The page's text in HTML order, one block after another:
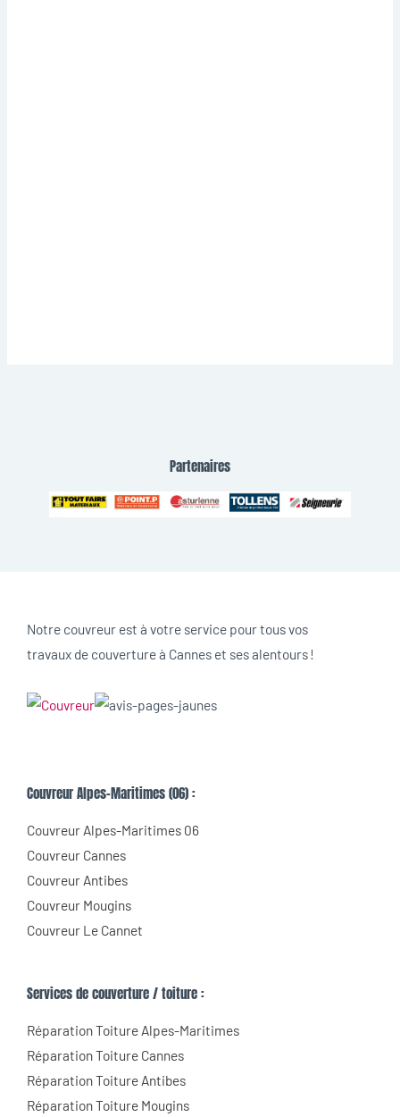
Partenaires
Notre couvreur est à votre service pour tous vos
travaux de couverture à Cannes et ses alentours !
Couvreur Alpes-Maritimes (06) :
Couvreur Alpes-Maritimes 06
Couvreur Cannes
Couvreur Antibes
Couvreur Mougins
Couvreur Le Cannet
Services de couverture / toiture :
Réparation Toiture Alpes-Maritimes
Réparation Toiture Cannes
Réparation Toiture Antibes
Réparation Toiture Mougins